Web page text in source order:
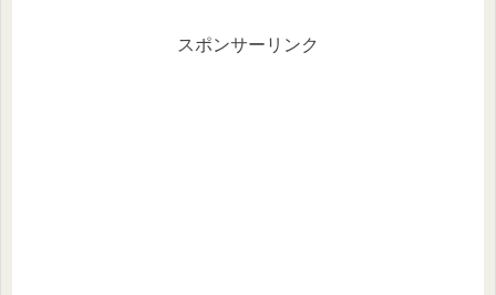
スポンサーリンク